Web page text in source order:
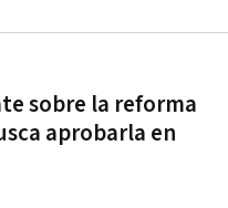
sobre la reforma
aprobarla en